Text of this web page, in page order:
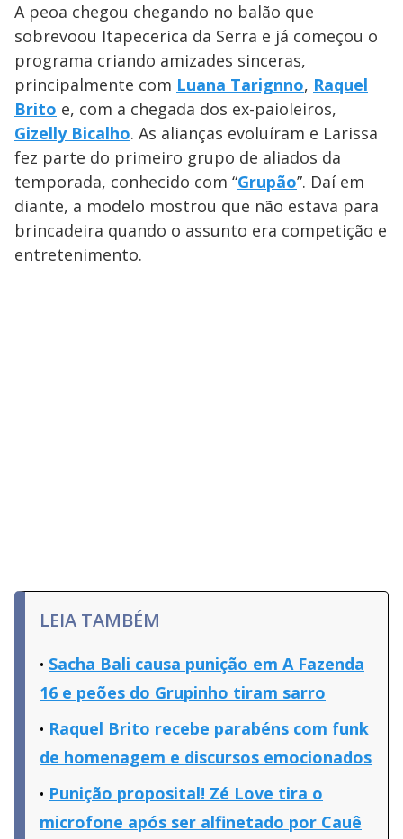
A peoa chegou chegando no balão que
sobrevoou Itapecerica da Serra e já começou o
programa criando amizades sinceras,
principalmente com Luana Tarignno, Raquel
Brito e, com a chegada dos ex-paioleiros,
Gizelly Bicalho. As alianças evoluíram e Larissa
fez parte do primeiro grupo de aliados da
temporada, conhecido com “Grupão”. Daí em
diante, a modelo mostrou que não estava para
brincadeira quando o assunto era competição e
entretenimento.
LEIA TAMBÉM
Sacha Bali causa punição em A Fazenda
16 e peões do Grupinho tiram sarro
Raquel Brito recebe parabéns com funk
de homenagem e discursos emocionados
Punição proposital! Zé Love tira o
microfone após ser alfinetado por Cauê